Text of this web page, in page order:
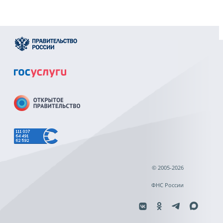
© 2005-2026
ФНС России